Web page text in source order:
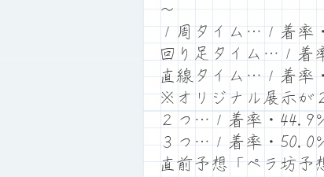
～
１周タイム…１着率
回り足タイム…１着
直線タイム…１着率
※オリジナル展示が
２つ…１着率・44.9
３つ…１着率・50.0
直前予想「ペラ坊